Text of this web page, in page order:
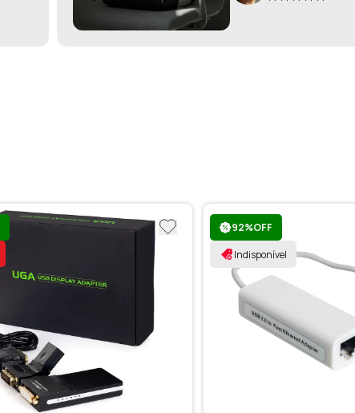
92%OFF
Indisponível